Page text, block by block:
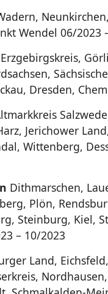
Wendel 06/2023
Dresden,
Jerichower
Wittenberg,
Dithmarschen,
Plön,
Steinburg, Kiel,
– 10/2023
Land,